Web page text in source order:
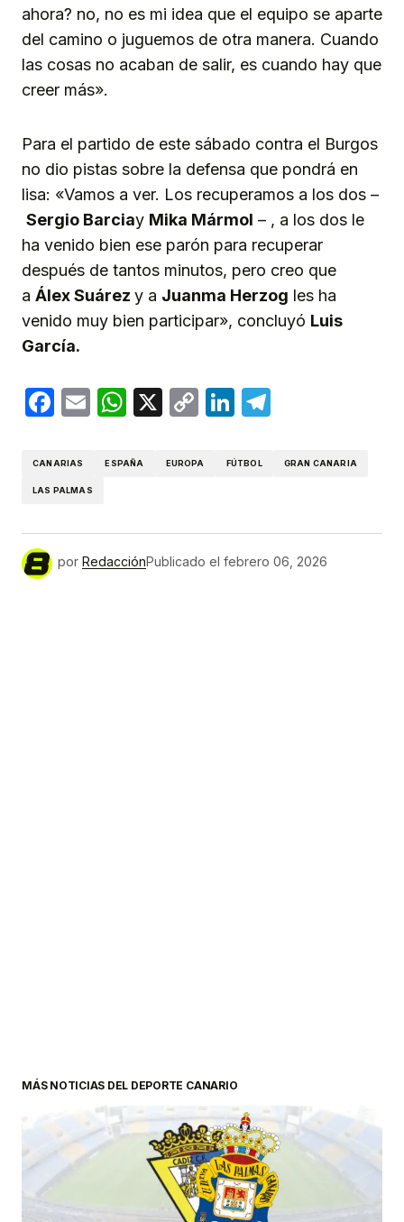
ahora? no, no es mi idea que el equipo se aparte
del camino o juguemos de otra manera. Cuando
las cosas no acaban de salir, es cuando hay que
creer más».
Para el partido de este sábado contra el Burgos
no dio pistas sobre la defensa que pondrá en
lisa: «Vamos a ver. Los recuperamos a los dos –
Sergio Barciay Mika Mármol – , a los dos le
ha venido bien ese parón para recuperar
después de tantos minutos, pero creo que
a Álex Suárez y a Juanma Herzog les ha
venido muy bien participar», concluyó Luis
García.
Facebook
EmailWhatsApp
X
CopyLinkedIn
CANARIAS ESPAÑA EUROPA FÚTBOL GRAN CANARIA
LAS PALMAS
por RedacciónPublicado el febrero 06, 2026
MÁS NOTICIAS DEL DEPORTE CANARIO